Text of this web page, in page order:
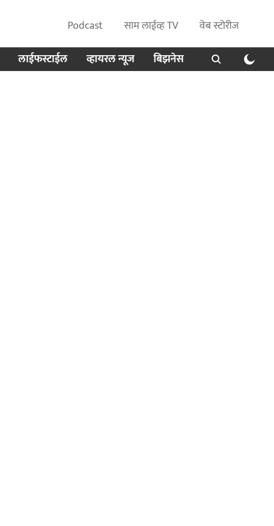
Podcast साम लाईव्ह TV
वेब स्टोरीज
लाईफस्टाईल व्हायरल न्यूज बिझनेस